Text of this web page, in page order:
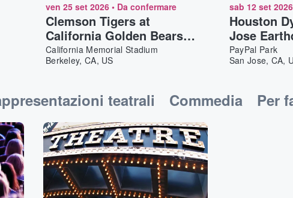
ven 25 set 2026• Da confermare
Clemson Tigers at
California Golden Bears
Football
California Memorial Stadium
Berkeley, CA, US
sab 12 set 2026
Houston
Jose
PayPal Park
San Jose, CA,
teatrali Commedia Per